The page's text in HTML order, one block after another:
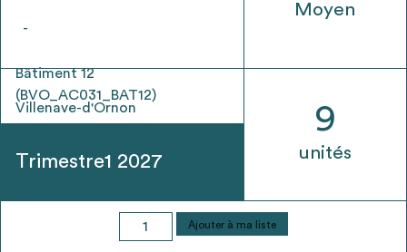
-
Bâtiment 12
(BVO_AC031_BAT12)
Villenave-d'Ornon
Trimestre1 2027
Moyen
9
unités
quantité
de
Ajouter à ma liste